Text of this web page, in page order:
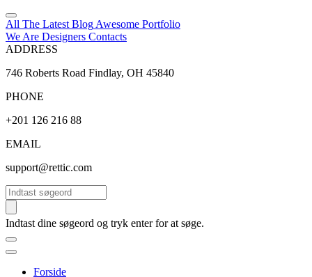
All The Latest Blog Awesome Portfolio
We Are Designers Contacts
ADDRESS
746 Roberts Road Findlay, OH 45840
PHONE
+201 126 216 88
EMAIL
support@rettic.com
Søg
Indtast dine søgeord og tryk enter for at søge.
Forside